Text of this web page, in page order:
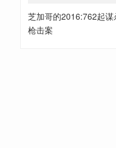
芝加哥的2016:762起
枪击案